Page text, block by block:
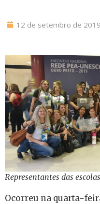
12 de setembro de
Representantes das
Ocorreu na quarta-